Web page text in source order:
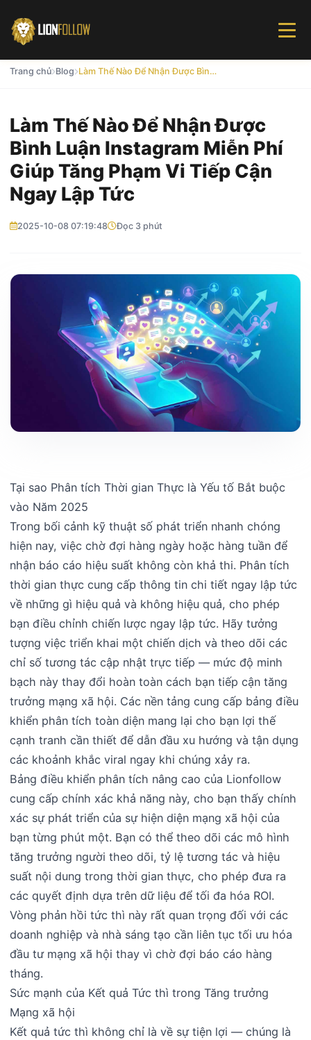
Trang chủ Blog Làm Thế Nào Để Nhận Được Bình Luận Instagram Miễn Phí Giúp Tăng Phạm Vi Tiếp Cận Ngay Lập Tức
Làm Thế Nào Để Nhận Được
Bình Luận Instagram Miễn Phí
Giúp Tăng Phạm Vi Tiếp Cận
Ngay Lập Tức
2025-10-08 07:19:48 Đọc 3 phút
Tại sao Phân tích Thời gian Thực là Yếu tố Bắt buộc
vào Năm 2025
Trong bối cảnh kỹ thuật số phát triển nhanh chóng
hiện nay, việc chờ đợi hàng ngày hoặc hàng tuần để
nhận báo cáo hiệu suất không còn khả thi. Phân tích
thời gian thực cung cấp thông tin chi tiết ngay lập tức
về những gì hiệu quả và không hiệu quả, cho phép
bạn điều chỉnh chiến lược ngay lập tức. Hãy tưởng
tượng việc triển khai một chiến dịch và theo dõi các
chỉ số tương tác cập nhật trực tiếp — mức độ minh
bạch này thay đổi hoàn toàn cách bạn tiếp cận tăng
trưởng mạng xã hội. Các nền tảng cung cấp bảng điều
khiển phân tích toàn diện mang lại cho bạn lợi thế
cạnh tranh cần thiết để dẫn đầu xu hướng và tận dụng
các khoảnh khắc viral ngay khi chúng xảy ra.
Bảng điều khiển phân tích nâng cao của Lionfollow
cung cấp chính xác khả năng này, cho bạn thấy chính
xác sự phát triển của sự hiện diện mạng xã hội của
bạn từng phút một. Bạn có thể theo dõi các mô hình
tăng trưởng người theo dõi, tỷ lệ tương tác và hiệu
suất nội dung trong thời gian thực, cho phép đưa ra
các quyết định dựa trên dữ liệu để tối đa hóa ROI.
Vòng phản hồi tức thì này rất quan trọng đối với các
doanh nghiệp và nhà sáng tạo cần liên tục tối ưu hóa
đầu tư mạng xã hội thay vì chờ đợi báo cáo hàng
tháng.
Sức mạnh của Kết quả Tức thì trong Tăng trưởng
Mạng xã hội
Kết quả tức thì không chỉ là về sự tiện lợi — chúng là